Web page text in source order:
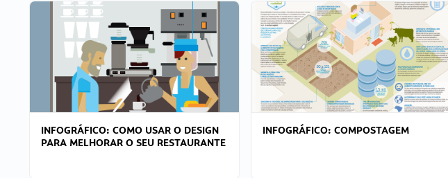
INFOGRÁFICO: COMO USAR O DESIGN
PARA MELHORAR O SEU RESTAURANTE
INFOGRÁFICO: COMPOSTAGEM